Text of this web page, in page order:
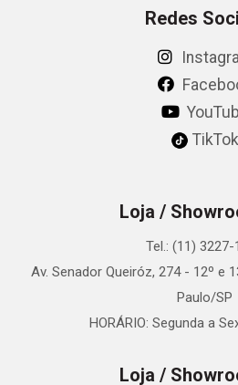
Redes
TikTok
Loja /
Tel.: (11) 3227-
Av. Senador Queiróz, 274 - 12º e
Paulo/SP
HORÁRIO: Segunda a
Loja /